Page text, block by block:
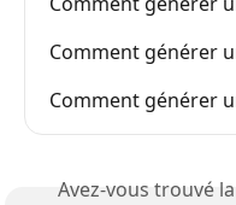
Comment générer
Comment générer
Avez-vous trouvé